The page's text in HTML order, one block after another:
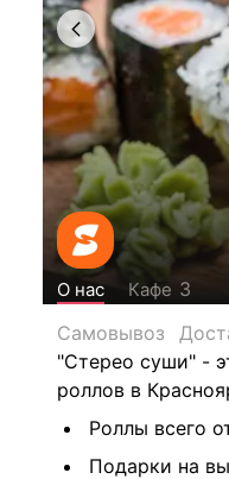
О нас Кафе 3
Самовывоз
"Стерео суши" -
роллов в
Роллы всего
Подарки на